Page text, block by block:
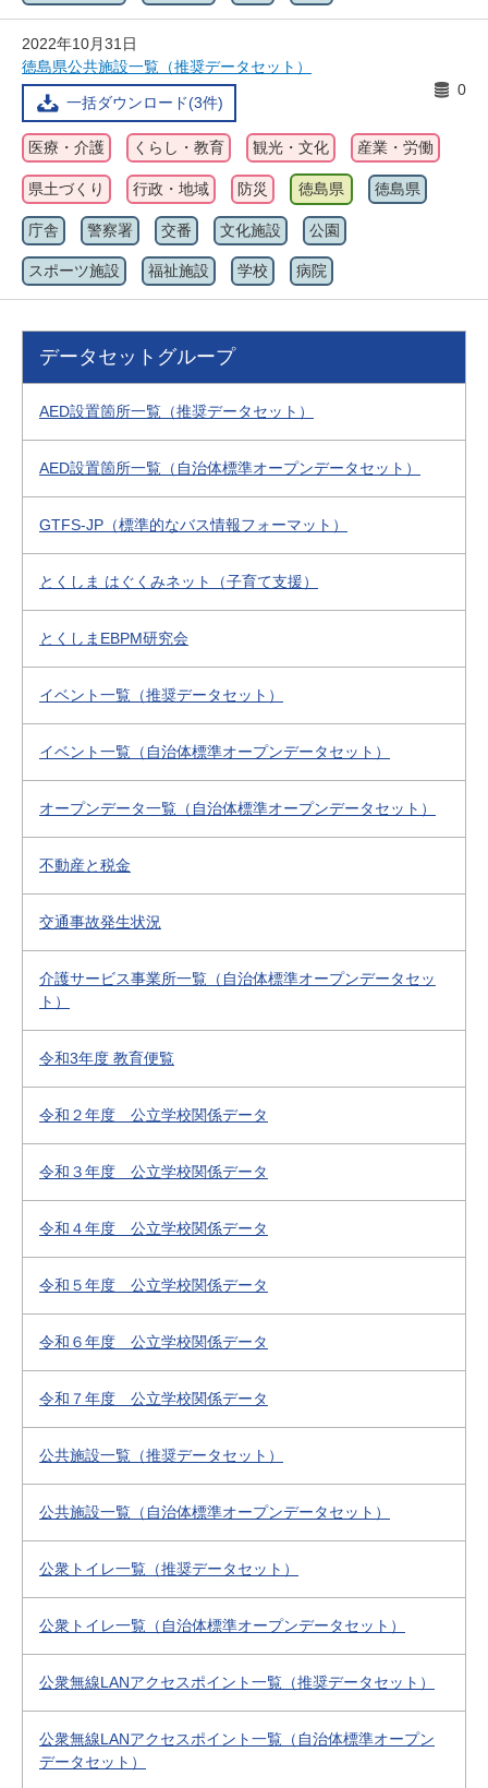
2022年10月31日
徳島県公共施設一覧（推奨データセット）
一括ダウンロード(3件)
0
医療・介護 くらし・教育 観光・文化 産業・労働
県土づくり 行政・地域 防災 徳島県 徳島県
庁舎 警察署 交番 文化施設 公園
スポーツ施設 福祉施設 学校 病院
データセットグループ
AED設置箇所一覧（推奨データセット）
AED設置箇所一覧（自治体標準オープンデータセット）
GTFS-JP（標準的なバス情報フォーマット）
とくしま はぐくみネット（子育て支援）
とくしまEBPM研究会
イベント一覧（推奨データセット）
イベント一覧（自治体標準オープンデータセット）
オープンデータ一覧（自治体標準オープンデータセット）
不動産と税金
交通事故発生状況
介護サービス事業所一覧（自治体標準オープンデータセッ
ト）
令和3年度 教育便覧
令和２年度 公立学校関係データ
令和３年度 公立学校関係データ
令和４年度 公立学校関係データ
令和５年度 公立学校関係データ
令和６年度 公立学校関係データ
令和７年度 公立学校関係データ
公共施設一覧（推奨データセット）
公共施設一覧（自治体標準オープンデータセット）
公衆トイレ一覧（推奨データセット）
公衆トイレ一覧（自治体標準オープンデータセット）
公衆無線LANアクセスポイント一覧（推奨データセット）
公衆無線LANアクセスポイント一覧（自治体標準オープン
データセット）